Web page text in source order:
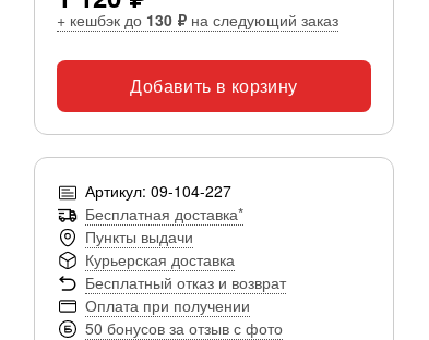
+ кешбэк до 130 ₽ на следующий заказ
Добавить в корзину
Артикул: 09-104-227
Бесплатная доставка*
Пункты выдачи
Курьерская доставка
Бесплатный отказ и возврат
Оплата при получении
50 бонусов за отзыв с фото